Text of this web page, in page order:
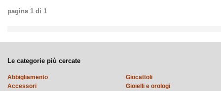
pagina 1 di 1
Le categorie più cercate
Abbigliamento
Accessori
Giocattoli
Gioielli e orologi